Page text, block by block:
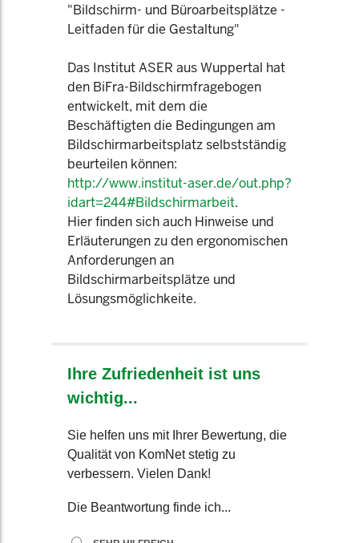
"Bildschirm- und Büroarbeitsplätze -
Leitfaden für die Gestaltung"
Das Institut ASER aus Wuppertal hat
den BiFra-Bildschirmfragebogen
entwickelt, mit dem die
Beschäftigten die Bedingungen am
Bildschirmarbeitsplatz selbstständig
beurteilen können:
http://www.institut-aser.de/out.php?
idart=244#Bildschirmarbeit.
Hier finden sich auch Hinweise und
Erläuterungen zu den ergonomischen
Anforderungen an
Bildschirmarbeitsplätze und
Lösungsmöglichkeite.